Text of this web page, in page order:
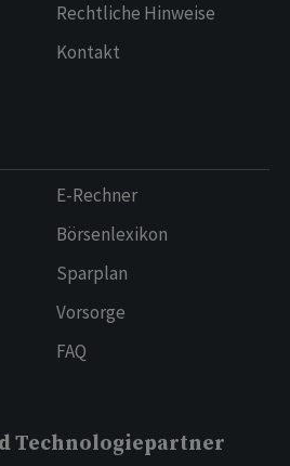
Rechtliche Hinweise
Kontakt
E-Rechner
Börsenlexikon
Sparplan
Vorsorge
FAQ
Technologiepartner